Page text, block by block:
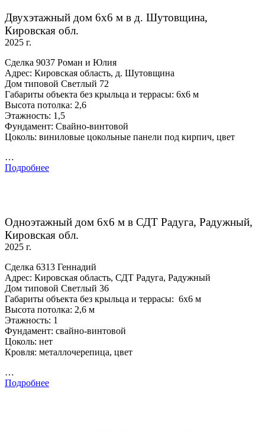
Двухэтажный дом 6х6 м в д. Шутовщина,
Кировская обл.
2025 г.
Сделка 9037 Роман и Юлия
Адрес: Кировская область, д. Шутовщина
Дом типовой Светлый 72
Габариты объекта без крыльца и террасы: 6х6 м
Высота потолка: 2,6
Этажность: 1,5
Фундамент: Свайно-винтовой
Цоколь: виниловые цокольные панели под кирпич, цвет
…
Подробнее
Одноэтажный дом 6х6 м в СДТ Радуга, Радужный,
Кировская обл.
2025 г.
Сделка 6313 Геннадий
Адрес: Кировская область, СДТ Радуга, Радужный
Дом типовой Светлый 36
Габариты объекта без крыльца и террасы: 6х6 м
Высота потолка: 2,6 м
Этажность: 1
Фундамент: свайно-винтовой
Цоколь: нет
Кровля: металлочерепица, цвет
…
Подробнее